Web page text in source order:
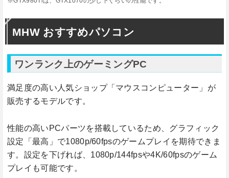
MHW おすすめパソコン
ワンランク上のゲーミングPC
満足度の高い人気ショップ「マウスコンピューター」が
販売するモデルです。
性能の高いPCパーツを搭載しているため、グラフィック
設定「最高」で1080p/60fpsのゲームプレイを期待できま
す。設定を下げれば、1080p/144fpsや4K/60fpsのゲーム
プレイも可能です。